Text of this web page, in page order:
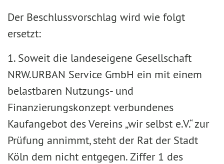
Der Beschlussvorschlag wird wie folgt
ersetzt:
1. Soweit die landeseigene Gesellschaft
NRW.URBAN Service GmbH ein mit einem
belastbaren Nutzungs- und
Finanzierungskonzept verbundenes
Kaufangebot des Vereins „wir selbst e.V.“ zur
Prüfung annimmt, steht der Rat der Stadt
Köln dem nicht entgegen. Ziffer 1 des